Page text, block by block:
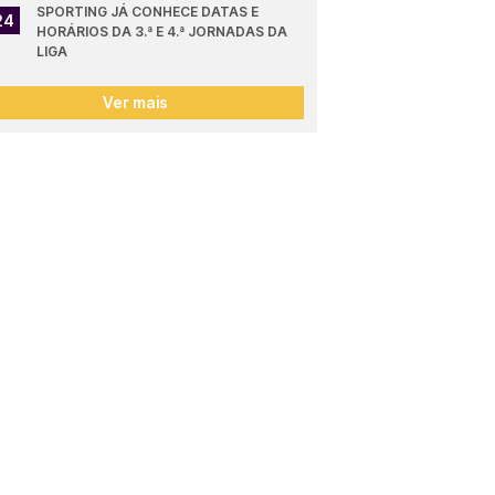
SPORTING JÁ CONHECE DATAS E
HORÁRIOS DA 3.ª E 4.ª JORNADAS DA
LIGA
Ver mais